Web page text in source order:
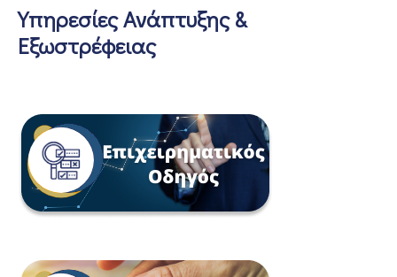
Υπηρεσίες Ανάπτυξης &
Εξωστρέφειας